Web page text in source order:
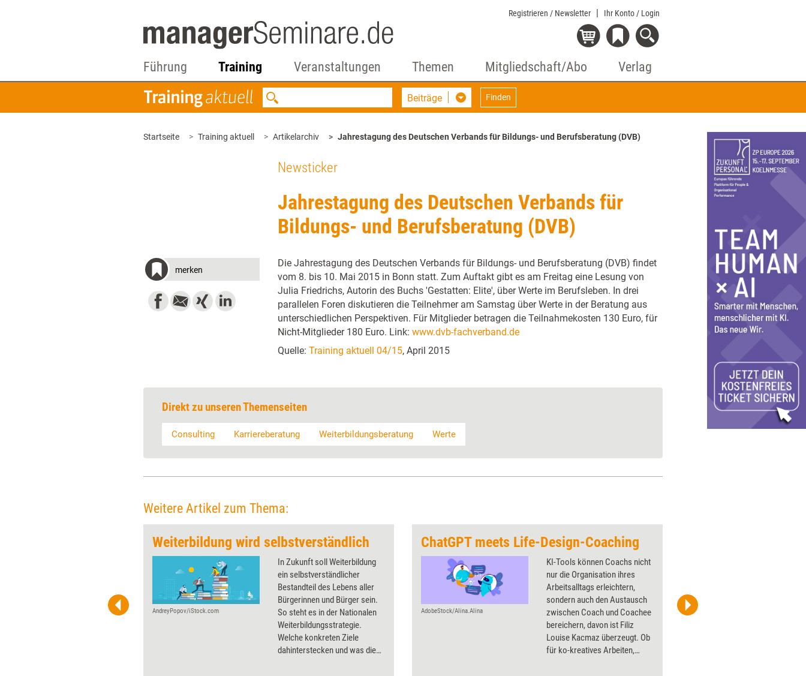
Registrieren / Newsletter Ihr Konto / Login
Führung Training Veranstaltungen Themen Mitgliedschaft/Abo Verlag
Beiträge Finden
Startseite Training aktuell Artikelarchiv Jahrestagung des Deutschen Verbands für Bildungs- und Berufsberatung (DVB)
Newsticker
Jahrestagung des Deutschen Verbands für
Bildungs- und Berufsberatung (DVB)
merken
Die Jahrestagung des Deutschen Verbands für Bildungs- und Berufsberatung (DVB) findet
vom 8. bis 10. Mai 2015 in Bonn statt. Zum Auftakt gibt es am Freitag eine Lesung von
Julia Friedrichs, Autorin des Buchs 'Gestatten: Elite', über Werte im Berufsleben. In drei
parallelen Foren diskutieren die Teilnehmer am Samstag über Werte in der Beratung aus
unterschiedlichen Perspektiven. Für Mitglieder betragen die Teilnahmekosten 130 Euro, für
Nicht-Mitglieder 180 Euro. Link: www.dvb-fachverband.de
Quelle: Training aktuell 04/15, April 2015
Direkt zu unseren Themenseiten
Consulting Karriereberatung Weiterbildungsberatung Werte
Weitere Artikel zum Thema:
Weiterbildung wird selbstverständlich
AndreyPopov/iStock.com
In Zukunft soll Weiterbildung
ein selbstverständlicher
Bestandteil des Lebens aller
Bürgerinnen und Bürger sein.
So steht es in der Nationalen
Weiterbildungsstrategie.
Welche konkreten Ziele
dahinterstecken und was diese
ChatGPT meets Life-Design-Coaching
AdobeStock/Alina.Alina
KI-Tools können Coachs nicht
nur die Organisation ihres
Arbeitsalltags erleichtern,
sondern auch den Austausch
zwischen Coach und Coachee
bereichern, davon ist Filiz
Louise Kacmaz überzeugt. Ob
für ko-kreatives Arbeiten,
PS Consulting